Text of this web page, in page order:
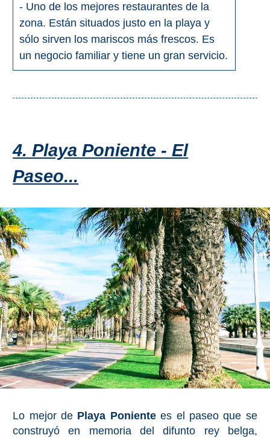
- Uno de los mejores restaurantes de la
zona. Están situados justo en la playa y
sólo sirven los mariscos más frescos. Es
un negocio familiar y tiene un gran servicio.
4. Playa Poniente - El
Paseo...
Lo mejor de Playa Ponientees el paseo que se
construyó en memoria del difunto rey belga,